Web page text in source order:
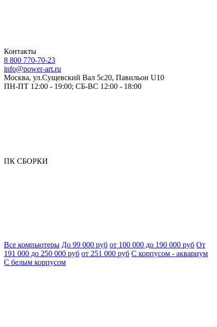
Контакты
8 800 770-70-23
info@power-art.ru
Москва, ул.Сущевский Вал 5с20, Павильон U10
ПН-ПТ 12:00 - 19:00; СБ-ВС 12:00 - 18:00
ПК СБОРКИ
Все компьютеры До 99 000 руб от 100 000 до 190 000 руб От
191 000 до 250 000 руб от 251 000 руб С корпусом - аквариум
С белым корпусом